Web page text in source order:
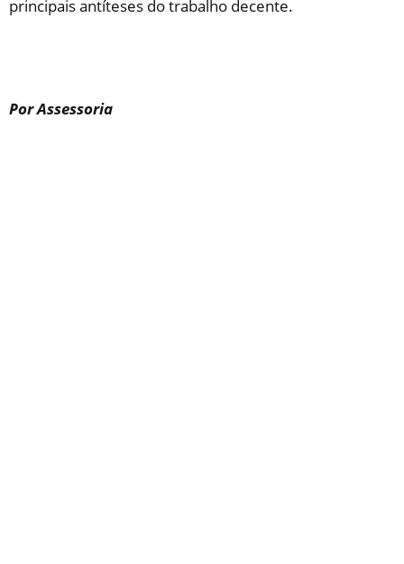
principais antíteses do trabalho decente.
Por Assessoria